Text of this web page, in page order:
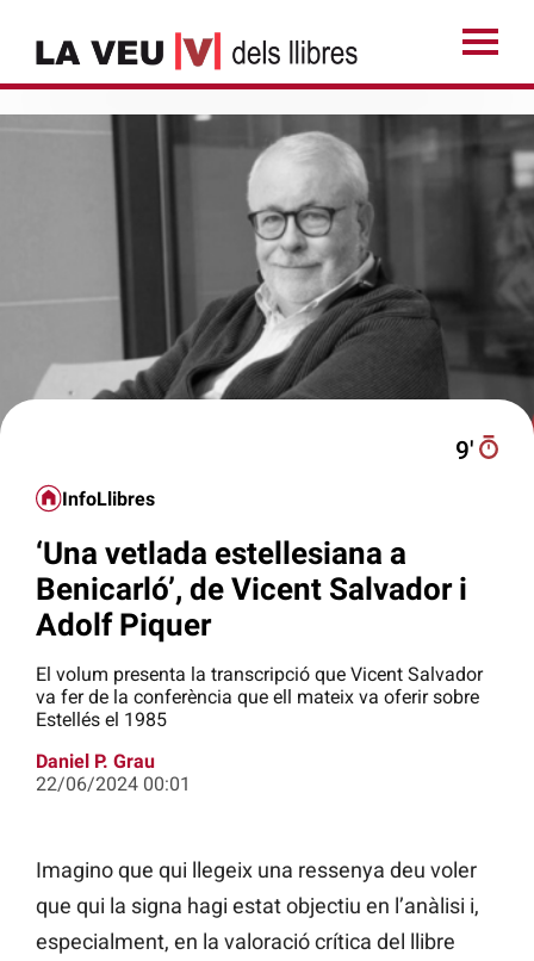
9′
InfoLlibres
‘Una vetlada estellesiana a
Benicarló’, de Vicent Salvador i
Adolf Piquer
El volum presenta la transcripció que Vicent Salvador
va fer de la conferència que ell mateix va oferir sobre
Estellés el 1985
Daniel P. Grau
22/06/2024 00:01
Imagino que qui llegeix una ressenya deu voler
que qui la signa hagi estat objectiu en l’anàlisi i,
especialment, en la valoració crítica del llibre